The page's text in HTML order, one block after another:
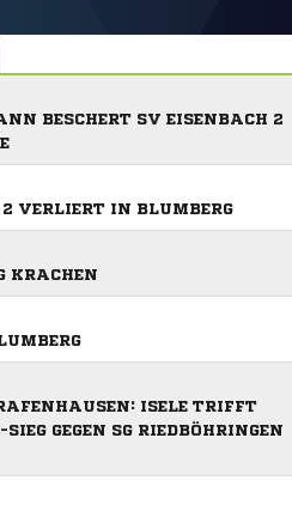
BESCHERT SV EISENBACH 2
VERLIERT IN BLUMBERG
KRACHEN
ISELE TRIFFT
GEGEN SG RIEDBÖHRINGEN